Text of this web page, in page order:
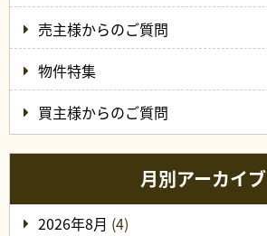
売主様からのご質問
物件特集
買主様からのご質問
月別アーカイブ
2026年8月 (4)